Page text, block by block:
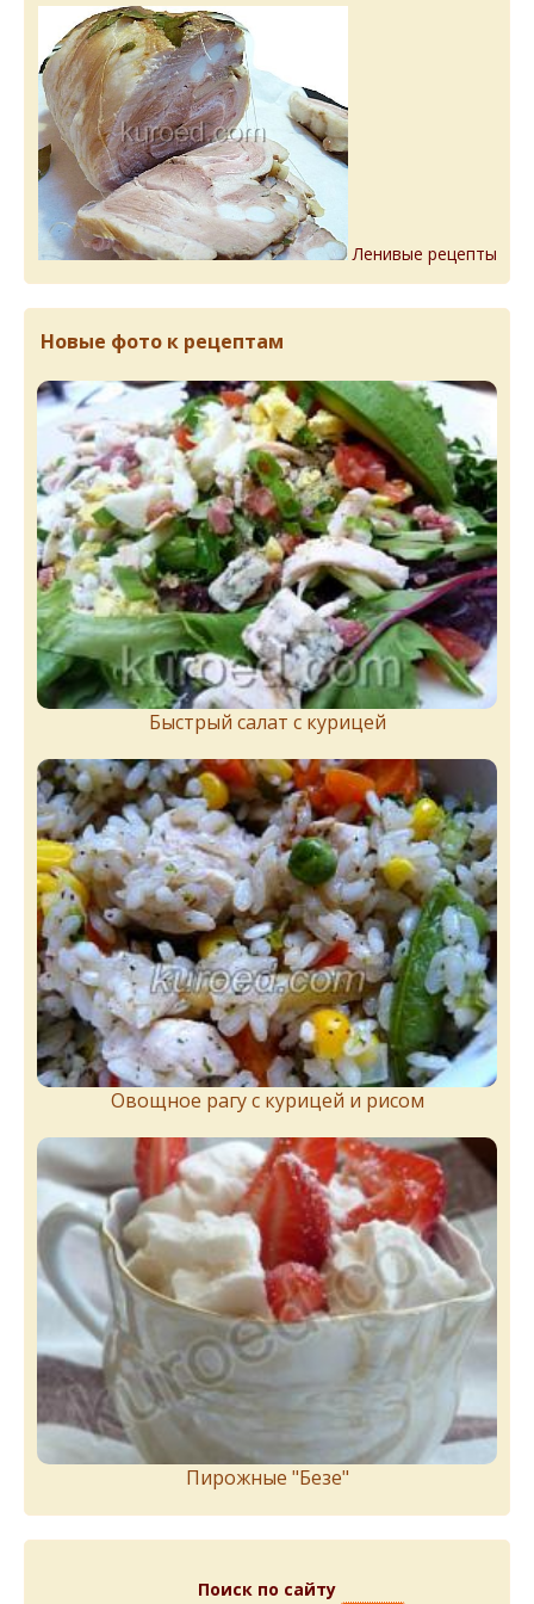
Ленивые рецепты
Новые фото к рецептам
Быстрый салат с курицей
Овощное рагу с курицей и рисом
Пирожныe "Бeзe"
Поиск по сайту